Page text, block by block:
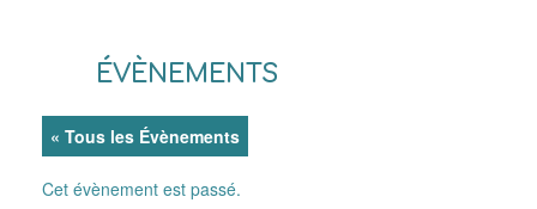
ÉVÈNEMENTS
« Tous les Évènements
Cet évènement est passé.